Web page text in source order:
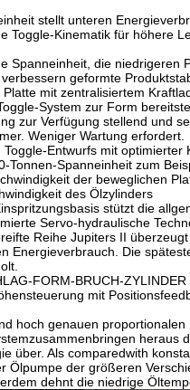
stellt unteren
Toggle-Kinematik für höhere
Spanneinheit, die niedrigeren
geformte
mit zentralisiertem
System zur Form
zur Verfügung stellend und
Weniger Wartung erfordert.
Entwurfs mit optimierter
Tonnen-Spanneinheit zum
der beweglichen
des Ölzylinders
stützt die
Servo-hydraulische
Reihe Jupiters II
Energieverbrauch. Die
FORM-BRUCH-ZYLINDER
mit
hoch genauen
heraus
über. Als comparedwith
Ölpumpe der größeren
dehnt die niedrige